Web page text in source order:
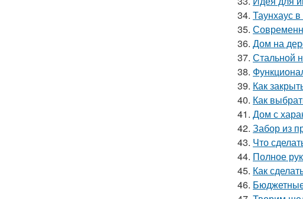
34. Таунхаус
35.
36. Дом на
37. Стальной
38.
39. Как
40. Как
41. Дом с
42. Забор из
43. Что
44. Полное
45. Как
46.